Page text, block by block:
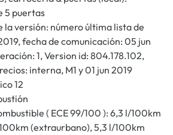
5 puertas
la versión: número última lista de
fecha de comunicación: 05 jun
1, Version id: 804.178.102,
interna, M1 y 01 jun 2019
12
( ECE 99/100 ): 6,3 l/100km
(extraurbano), 5,3 l/100km